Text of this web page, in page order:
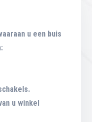
u een buis
u winkel